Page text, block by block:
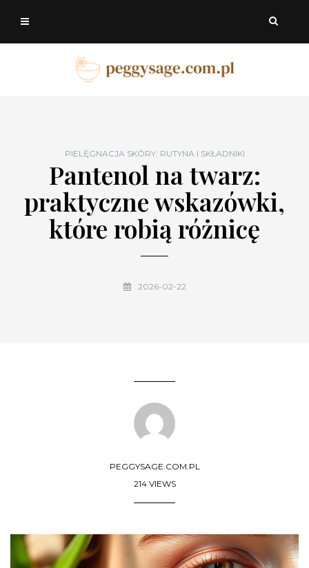
PIELĘGNACJA SKÓRY: RUTYNA I SKŁADNIKI
Pantenol na twarz:
praktyczne wskazówki,
które robią różnicę
2026-02-22
PEGGYSAGE.COM.PL
214 VIEWS